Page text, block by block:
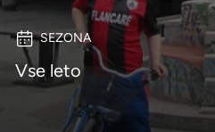
SEZONA
Vse leto